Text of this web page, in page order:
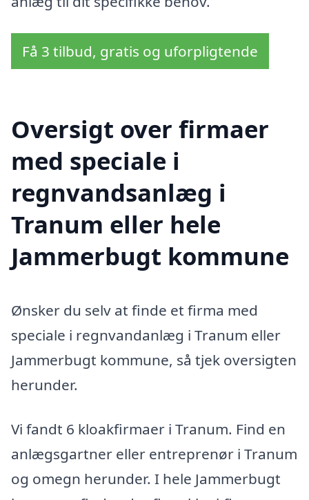
Få 3 tilbud, gratis og uforpligtende
Oversigt over firmaer
med speciale i
regnvandsanlæg i
Tranum eller hele
Jammerbugt kommune
Ønsker du selv at finde et firma med
speciale i regnvandanlæg i Tranum eller
Jammerbugt kommune, så tjek oversigten
herunder.
Vi fandt 6 kloakfirmaer i Tranum. Find en
anlægsgartner eller entreprenør i Tranum
og omegn herunder. I hele Jammerbugt